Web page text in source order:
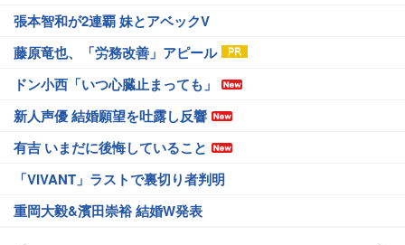
張本智和が2連覇 妹とアベックV
藤原竜也、「労務改善」アピール
ドン小西「いつ心臓止まっても」
新人声優 結婚願望を吐露し反響
有吉 いまだに後悔していること
「VIVANT」ラストで裏切り者判明
重岡大毅&濱田崇裕 結婚W発表